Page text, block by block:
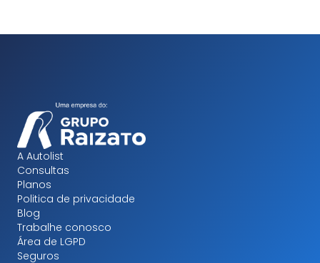
A Autolist
Consultas
Planos
Politica de privacidade
Blog
Trabalhe conosco
Área de LGPD
Seguros